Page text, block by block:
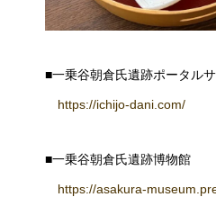
■一乗谷朝倉氏遺跡ポータル
https://ichijo-dani.com/
■一乗谷朝倉氏遺跡博物館
https://asakura-